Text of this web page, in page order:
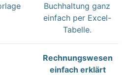
Buchhaltung ganz
einfach per Excel-
Tabelle.
Rechnungswesen
einfach erklärt